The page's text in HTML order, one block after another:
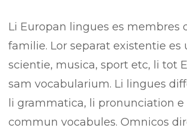
Li Europan lingues es membres
familie. Lor separat existentie es
scientie, musica, sport etc, li tot
sam vocabularium. Li lingues
li grammatica, li pronunciation e
commun vocabules. Omnicos